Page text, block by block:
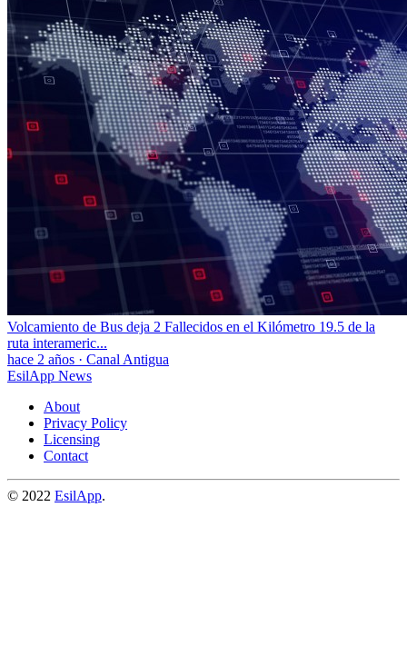
Volcamiento de Bus deja 2 Fallecidos en el Kilómetro 19.5 de la
ruta interameric...
hace 2 años · Canal Antigua
EsilApp News
About
Privacy Policy
Licensing
Contact
© 2022 EsilApp.